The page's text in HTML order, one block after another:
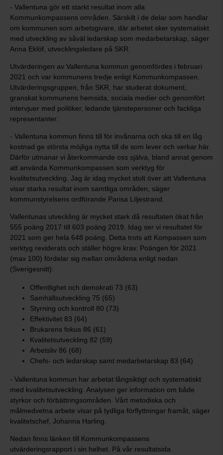
- Vallentuna gör ett starkt resultat inom alla
Kommunkompassens områden. Särskilt i de delar som handlar
om kommunen som arbetsgivare, där arbetet sker systematiskt
med utveckling av såväl ledarskap som medarbetarskap, säger
Anna Eklöf, utvecklingsledare på SKR.
Utvärderingen av Vallentuna kommun genomfördes i februari
2021 och var kommunens tredje enligt Kommunkompassen.
Utvärderingsgruppen, från SKR, har studerat dokument,
granskat kommunens hemsida, sociala medier och genomfört
intervjuer med politiker, ledande tjänstepersoner och fackliga
representanter.
- Vallentuna kommun finns till för invånarna och ska till en låg
kostnad ge största möjliga nytta till de som lever och verkar här.
Därför utmanar vi återkommande oss själva, bland annat genom
att använda Kommunkompassen som verktyg för
kvalitetsutveckling. Jag är idag mycket stolt över att Vallentuna
visar starka resultat inom samtliga områden, säger
kommunstyrelsens ordförande Parisa Liljestrand.
Vallentunas utveckling är mycket stark då resultaten ökat från
555 poäng 2017 till 603 poäng 2019. Idag ser vi resultatet för
2021 som ger hela 648 poäng. Detta trots att Kompassen som
verktyg reviderats och ställer högre krav. Poängen för 2021
(max 100) fördelar sig mellan områdena enligt nedan
(Sverigesnitt):
Offentlighet och demokrati 73 (63)
Samhällsutveckling 75 (65)
Styrning och kontroll 80 (73)
Effektivitet 83 (64)
Brukarens fokus 86 (61)
Kvalitetsutveckling 82 (59)
Arbetsliv 86 (68)
Chefs- och ledarskap samt medarbetarskap 83 (64)
- Vallentuna kommun har arbetat långsiktigt och systematiskt
med kvalitetsutveckling. Analysen ger information om både
styrkor och förbättringsområden. Vårt metodiska och
målmedvetna arbete visar på tydliga förflyttningar framåt, säger
kvalitetschef, Johanna Harling.
Nedan finns länken till Kommunkompassens
utvärderingsrapport i sin helhet. På vår resultatsida